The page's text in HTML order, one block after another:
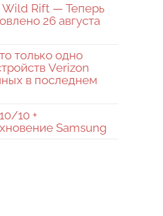
Rift — Теперь
26 августа
только одно
Verizon
в последнем
10 +
Samsung